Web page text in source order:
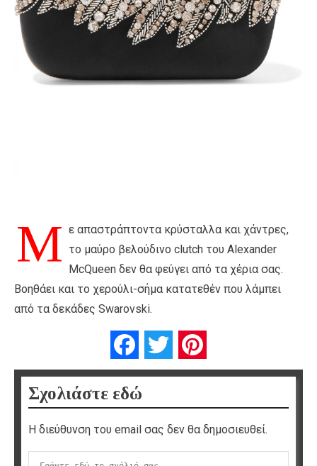
Μ ε απαστράπτοντα κρύσταλλα και χάντρες,
το μαύρο βελούδινο clutch του Alexander
McQueen δεν θα φεύγει από τα χέρια σας.
Βοηθάει και το χερούλι-σήμα κατατεθέν που λάμπει
από τα δεκάδες Swarovski.
FacebookTwitter
Σχολιάστε εδώ
Η διεύθυνση του email σας δεν θα δημοσιευθεί.